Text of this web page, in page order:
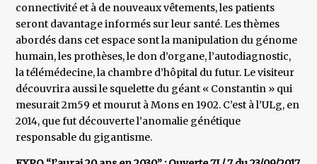
connectivité et à de nouveaux vêtements, les patients
seront davantage informés sur leur santé. Les thèmes
abordés dans cet espace sont la manipulation du génome
humain, les prothèses, le don d’organe, l’autodiagnostic,
la télémédecine, la chambre d’hôpital du futur. Le visiteur
découvrira aussi le squelette du géant « Constantin » qui
mesurait 2m59 et mourut à Mons en 1902. C’est à l’ULg, en
2014, que fut découverte l’anomalie génétique
responsable du gigantisme.